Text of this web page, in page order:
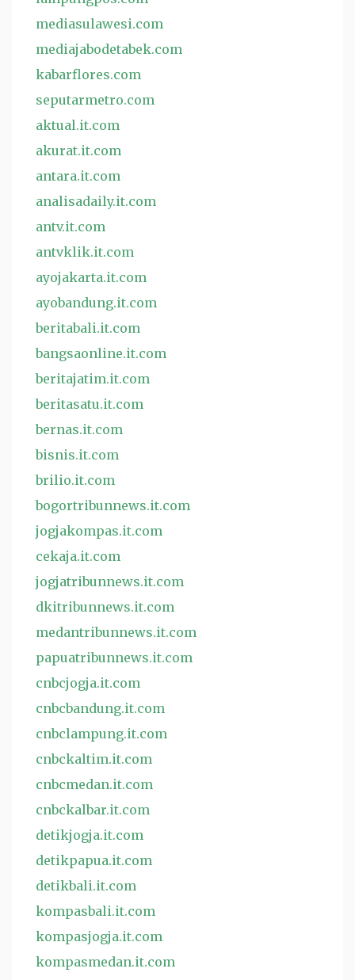
mediasulawesi.com
mediajabodetabek.com
kabarflores.com
seputarmetro.com
aktual.it.com
akurat.it.com
antara.it.com
analisadaily.it.com
antv.it.com
antvklik.it.com
ayojakarta.it.com
ayobandung.it.com
beritabali.it.com
bangsaonline.it.com
beritajatim.it.com
beritasatu.it.com
bernas.it.com
bisnis.it.com
brilio.it.com
bogortribunnews.it.com
jogjakompas.it.com
cekaja.it.com
jogjatribunnews.it.com
dkitribunnews.it.com
medantribunnews.it.com
papuatribunnews.it.com
cnbcjogja.it.com
cnbcbandung.it.com
cnbclampung.it.com
cnbckaltim.it.com
cnbcmedan.it.com
cnbckalbar.it.com
detikjogja.it.com
detikpapua.it.com
detikbali.it.com
kompasbali.it.com
kompasjogja.it.com
kompasmedan.it.com